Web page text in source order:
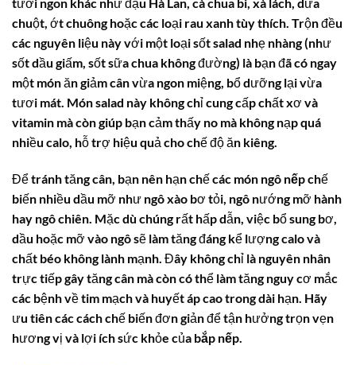
chuột, ớt chuông hoặc các loại rau xanh tùy thích. Trộn đều
các nguyên liệu này với một loại sốt salad nhẹ nhàng (như
sốt dầu giấm, sốt sữa chua không đường) là bạn đã có ngay
một món ăn giảm cân vừa ngon miệng, bổ dưỡng lại vừa
tươi mát. Món salad này không chỉ cung cấp chất xơ và
vitamin mà còn giúp bạn cảm thấy no mà không nạp quá
nhiều calo, hỗ trợ hiệu quả cho chế độ ăn kiêng.
Để tránh tăng cân, bạn nên hạn chế các món ngô nếpchế
biến nhiều dầu mỡ như ngô xào bơ tỏi, ngô nướng mỡ hành
hay ngô chiên. Mặc dù chúng rất hấp dẫn, việc bổ sung bơ,
dầu hoặc mỡ vào ngô sẽ làm tăng đáng kể lượngcalovà
chất béo không lành mạnh. Đây không chỉ là nguyên nhân
trực tiếp gây tăng cân mà còn có thể làm tăng nguy cơ mắc
các bệnh về tim mạch và huyết áp cao trong dài hạn. Hãy
ưu tiên các cách chế biến đơn giản để tận hưởng trọn vẹn
hương vị và lợi ích sức khỏe của bắp nếp